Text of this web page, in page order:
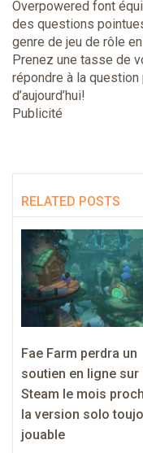
Overpowered font
des questions
genre de jeu de rôle
Prenez une tasse de
répondre à la
d’aujourd’hui!
Publicité
RELATED POSTS
Fae Farm perdra un
soutien en ligne sur
Steam le mois
la version solo
jouable